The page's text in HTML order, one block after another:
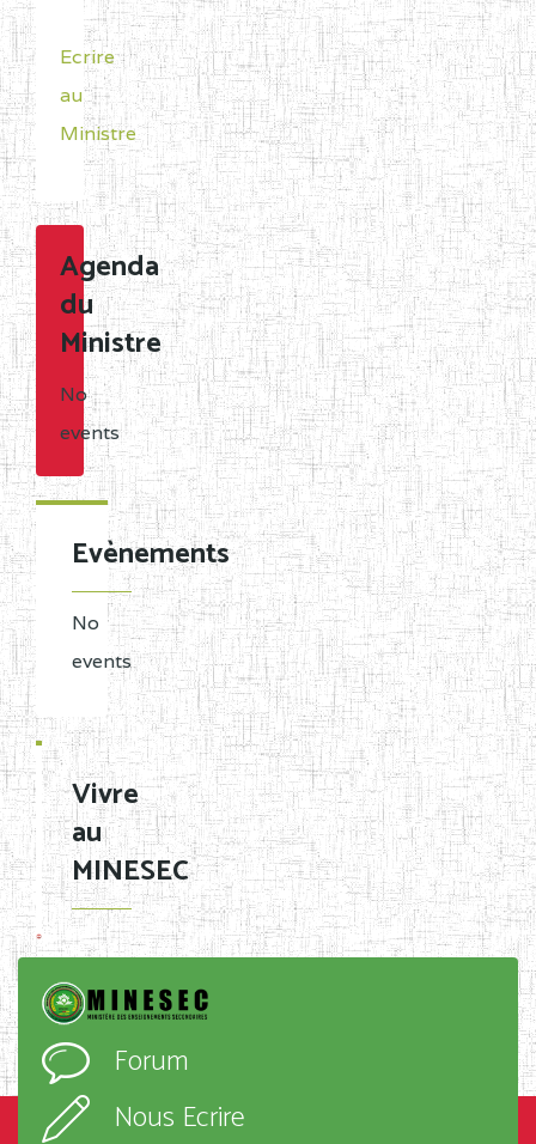
Ecrire
au
Ministre
Agenda
du
Ministre
No
events
Evènements
No
events
Vivre
au
MINESEC
Forum
Nous Ecrire